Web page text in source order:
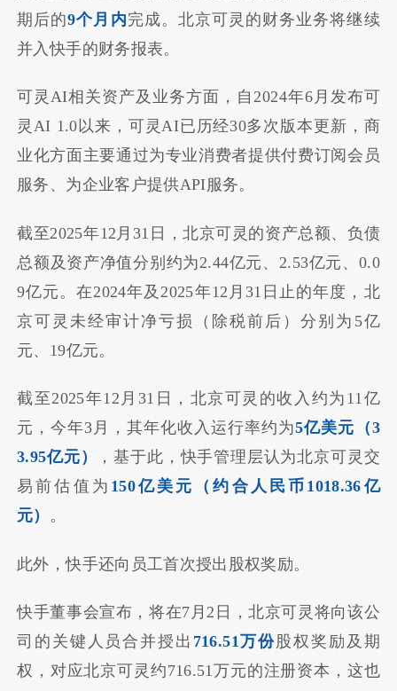
期后的9个月内完成。北京可灵的财务业务将继续
并入快手的财务报表。
可灵AI相关资产及业务方面，自2024年6月发布可
灵AI 1.0以来，可灵AI已历经30多次版本更新，商
业化方面主要通过为专业消费者提供付费订阅会员
服务、为企业客户提供API服务。
截至2025年12月31日，北京可灵的资产总额、负债
总额及资产净值分别约为2.44亿元、2.53亿元、0.0
9亿元。在2024年及2025年12月31日止的年度，北
京可灵未经审计净亏损（除税前后）分别为5亿
元、19亿元。
截至2025年12月31日，北京可灵的收入约为11亿
元，今年3月，其年化收入运行率约为5亿美元（3
3.95亿元）
，基于此，快手管理层认为北京可灵交
易前估值为 150亿美元（约合人民币1018.36亿
元）
。
此外，快手还向员工首次授出股权奖励。
快手董事会宣布，将在7月2日，北京可灵将向该公
司的关键人员合并授出 716.51万份股权奖励及期
权，对应北京可灵约716.51万元的注册资本，这也